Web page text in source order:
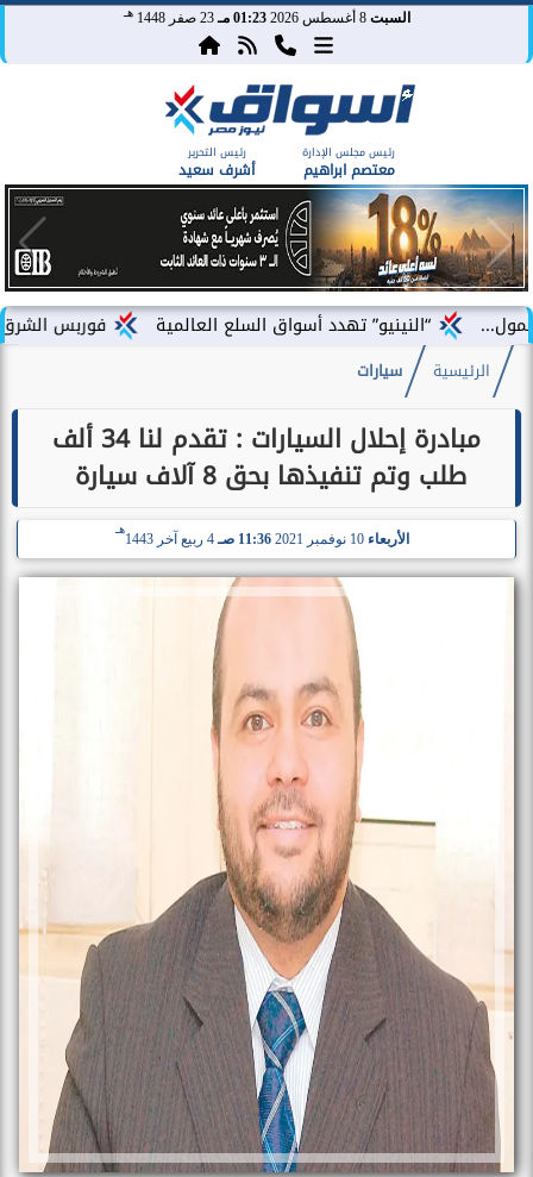
السبت 8 أغسطس 2026 01:23 مـ 23 صفر 1448 هـ
رئيس مجلس الإدارة
معتصم ابراهيم
رئيس التحرير
أشرف سعيد
فوربس الشرق الأوسط “النينيو” تهدد أسواق السلع العالمية
الرئيسية سيارات
مبادرة إحلال السيارات : تقدم لنا 34 ألف
طلب وتم تنفيذها بحق 8 آلاف سيارة
الأربعاء 10 نوفمبر 2021 11:36 صـ 4 ربيع آخر 1443
هـ